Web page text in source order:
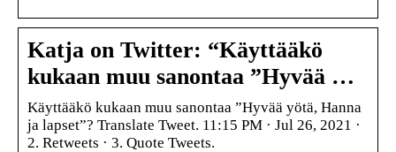
Katja on Twitter: “Käyttääkö
kukaan muu sanontaa ”Hyvää …
Käyttääkö kukaan muu sanontaa ”Hyvää yötä, Hanna
ja lapset”? Translate Tweet. 11:15 PM · Jul 26, 2021 ·
2. Retweets · 3. Quote Tweets.